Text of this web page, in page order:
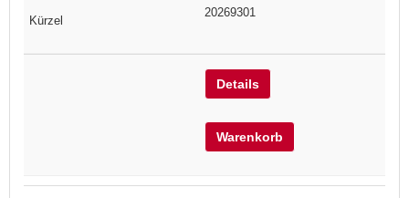
20269301
Details
Warenkorb